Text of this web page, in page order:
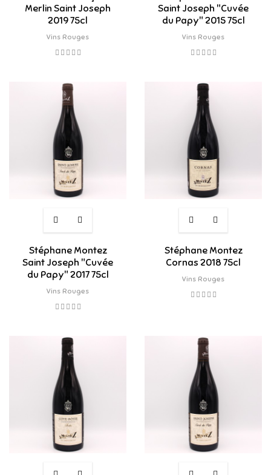
Merlin Saint Joseph
2019 75cl
Vins Rouges
Saint Joseph "Cuvée
du Papy" 2015 75cl
Vins Rouges
Stéphane Montez
Saint Joseph "Cuvée
du Papy" 2017 75cl
Vins Rouges
Stéphane Montez
Cornas 2018 75cl
Vins Rouges